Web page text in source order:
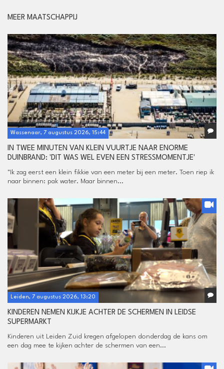
MEER MAATSCHAPPIJ
Wassenaar, 7 augustus 2026, 15:44
IN TWEE MINUTEN VAN KLEIN VUURTJE NAAR ENORME
DUINBRAND: 'DIT WAS WEL EVEN EEN STRESSMOMENTJE'
"Ik zag eerst een klein fikkie van een meter bij een meter. Toen riep ik
naar binnen: pak water. Maar binnen...
Leiden, 7 augustus 2026, 13:20
KINDEREN NEMEN KIJKJE ACHTER DE SCHERMEN IN LEIDSE
SUPERMARKT
Kinderen uit Leiden Zuid kregen afgelopen donderdag de kans om
een dag mee te kijken achter de schermen van een...